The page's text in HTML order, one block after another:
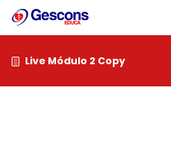
Live Módulo 2 Copy